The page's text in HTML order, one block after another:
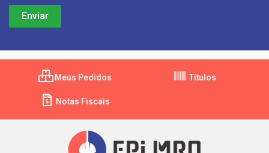
Meus Pedidos Títulos
Notas Fiscais